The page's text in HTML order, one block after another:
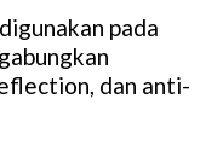
pada
dan anti-